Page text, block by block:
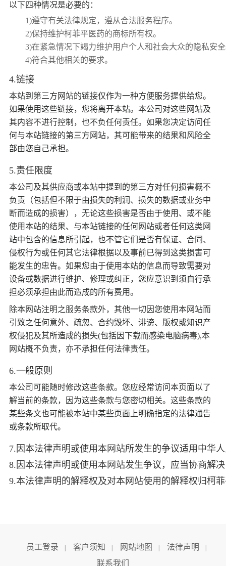
以下四种情况是必要的：
1)遵守有关法律规定，遵从合法服务程序。
2)保持维护柯菲平医药的商标所有权。
3)在紧急情况下竭力维护用户个人和社会大众的隐私安
4)符合其他相关的要求。
4.链接
本站到第三方网站的链接仅作为一种方便服务提供给您。
如果使用这些链接，您将离开本站。本公司对这些网站及
其内容不进行控制，也不负任何责任。如果您决定访问任
何与本站链接的第三方网站，其可能带来的结果和风险全
部由您自己承担。
5.责任限度
本公司及其供应商或本站中提到的第三方对任何损害概不
负责（包括但不限于由损失的利润、损失的数据或业务中
断而造成的损害），无论这些损害是否由于使用、或不能
使用本站的结果、与本站链接的任何网站或者任何这类网
站中包含的信息所引起，也不管它们是否有保证、合同、
侵权行为或任何其它法律根据以及事前已得到这类损害可
能发生的忠告。如果您由于使用本站的信息而导致需要对
设备或数据进行维护、修理或纠正，您应意识到须自行承
担必须承担由此而造成的所有费用。
除本网站注明之服务条款外，其他一切因您使用本网站而
引致之任何意外、疏忽、合约毁坏、诽谤、版权或知识产
权侵犯及其所造成的损失(包括因下载而感染电脑病毒),本
网站概不负责，亦不承担任何法律责任。
6.一般原则
本公司可能随时修改这些条款。您应经常访问本页面以了
解当前的条款，因为这些条款与您密切相关。这些条款的
某些条文也可能被本站中某些页面上明确指定的法律通告
或条款所取代。
7.因本法律声明或使用本网站所发生的争议适用中华
8.因本法律声明或使用本网站发生争议，应当协商解
9.本法律声明的解释权及对本网站使用的解释权归柯
员工登录 客户须知 网站地图 法律声明
联系我们